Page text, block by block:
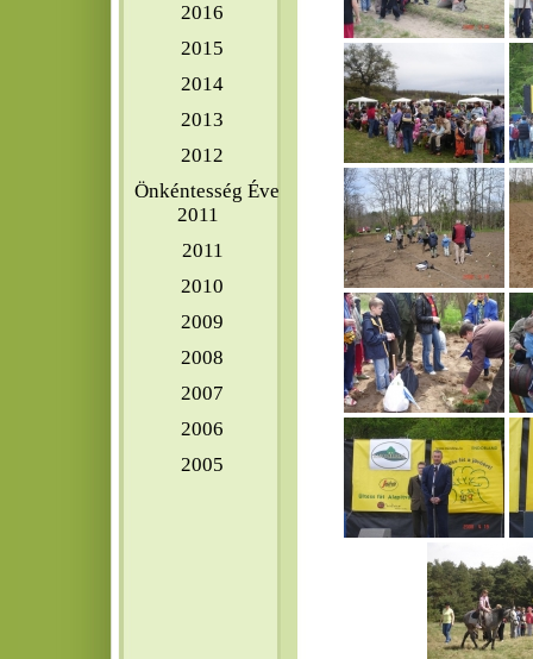
2016
2015
2014
2013
2012
Önkéntesség Éve
2011
2011
2010
2009
2008
2007
2006
2005